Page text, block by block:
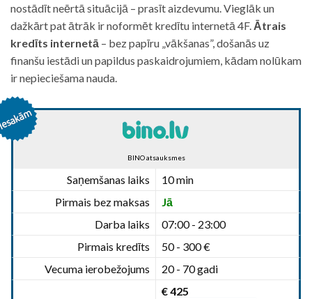
nostādīt neērtā situācijā – prasīt aizdevumu. Vieglāk un
dažkārt pat ātrāk ir noformēt kredītu internetā 4F. Ātrais
kredīts internetā – bez papīru „vākšanas”, došanās uz
finanšu iestādi un papildus paskaidrojumiem, kādam nolūkam
ir nepieciešama nauda.
BINO atsauksmes
Saņemšanas laiks
10 min
Pirmais bez maksas
Jā
Darba laiks
07:00 - 23:00
Pirmais kredīts
50 - 300 €
Vecuma ierobežojums
20 - 70 gadi
€ 425